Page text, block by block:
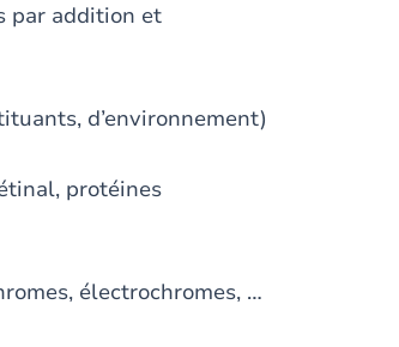
par addition et
d’environnement)
protéines
électrochromes, …